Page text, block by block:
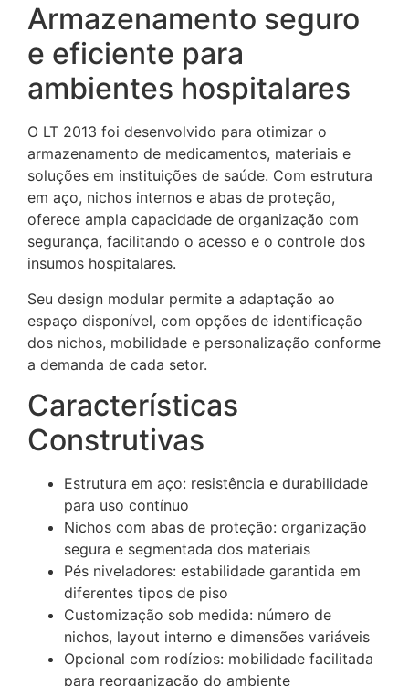
Armazenamento seguro
e eficiente para
ambientes hospitalares
O LT 2013 foi desenvolvido para otimizar o
armazenamento de medicamentos, materiais e
soluções em instituições de saúde. Com estrutura
em aço, nichos internos e abas de proteção,
oferece ampla capacidade de organização com
segurança, facilitando o acesso e o controle dos
insumos hospitalares.
Seu design modular permite a adaptação ao
espaço disponível, com opções de identificação
dos nichos, mobilidade e personalização conforme
a demanda de cada setor.
Características
Construtivas
Estrutura em aço: resistência e durabilidade
para uso contínuo
Nichos com abas de proteção: organização
segura e segmentada dos materiais
Pés niveladores: estabilidade garantida em
diferentes tipos de piso
Customização sob medida: número de
nichos, layout interno e dimensões variáveis
Opcional com rodízios: mobilidade facilitada
para reorganização do ambiente